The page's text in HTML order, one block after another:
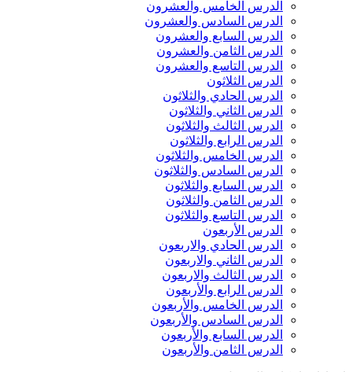
الدرس الخامس والعشرون
الدرس السادس والعشرون
الدرس السابع والعشرون
الدرس الثامن والعشرون
الدرس التاسع والعشرون
الدرس الثلاثون
الدرس الحادي والثلاثون
الدرس الثاني والثلاثون
الدرس الثالث والثلاثون
الدرس الرابع والثلاثون
الدرس الخامس والثلاثون
الدرس السادس والثلاثون
الدرس السابع والثلاثون
الدرس الثامن والثلاثون
الدرس التاسع والثلاثون
الدرس الأربعون
الدرس الحادي والاربعون
الدرس الثاني والاربعون
الدرس الثالث والاربعون
الدرس الرابع والأربعون
الدرس الخامس والأربعون
الدرس السادس والأربعون
الدرس السابع والأربعون
الدرس الثامن والأربعون